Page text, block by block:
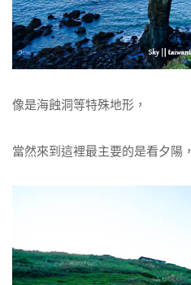
像是海蝕洞等特殊地形，
當然來到這裡最主要的是看夕陽，